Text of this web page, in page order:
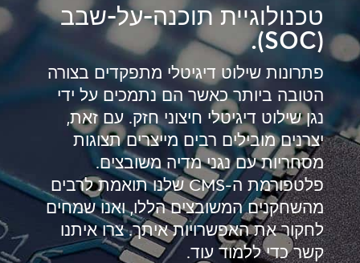
טכנולוגיית תוכנה-על-שבב
(SOC).
פתרונות שילוט דיגיטלי מתפקדים בצורה
הטובה ביותר כאשר הם נתמכים על ידי
נגן שילוט דיגיטלי חיצוני חזק. עם זאת,
יצרנים מובילים רבים מייצרים תצוגות
מסחריות עם נגני מדיה משובצים.
פלטפורמת ה-CMS שלנו תואמת לרבים
מהשחקנים המשובצים הללו, ואנו שמחים
לחקור את האפשרויות איתך. צרו איתנו
קשר כדי ללמוד עוד.